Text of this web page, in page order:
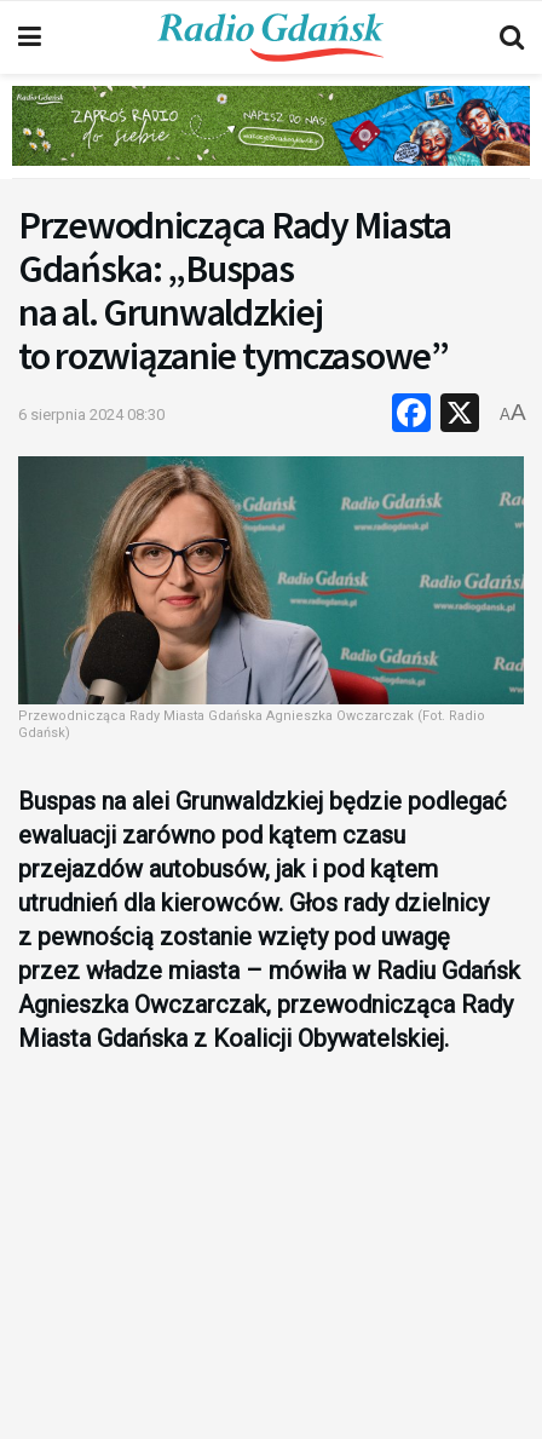
Przewodnicząca Rady Miasta
Gdańska: „Buspas
na al. Grunwaldzkiej
to rozwiązanie tymczasowe”
6 sierpnia 2024 08:30 X
AA
Przewodnicząca Rady Miasta Gdańska Agnieszka Owczarczak (Fot. Radio
Gdańsk)
Buspas na alei Grunwaldzkiej będzie podlegać
ewaluacji zarówno pod kątem czasu
przejazdów autobusów, jak i pod kątem
utrudnień dla kierowców. Głos rady dzielnicy
z pewnością zostanie wzięty pod uwagę
przez władze miasta – mówiła w Radiu Gdańsk
Agnieszka Owczarczak, przewodnicząca Rady
Miasta Gdańska z Koalicji Obywatelskiej.